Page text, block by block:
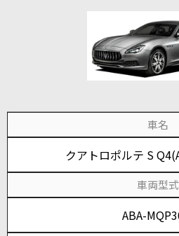
車名
クアトロポルテ S
車両型式
ABA-